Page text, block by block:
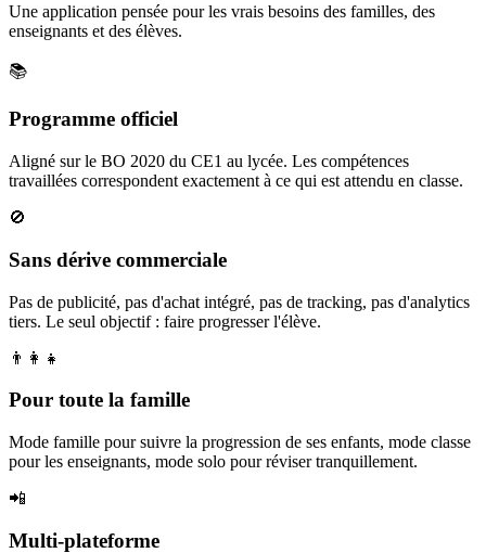
Une application pensée pour les vrais besoins des familles, des
enseignants et des élèves.
📚
Programme officiel
Aligné sur le BO 2020 du CE1 au lycée. Les compétences
travaillées correspondent exactement à ce qui est attendu en classe.
🚫
Sans dérive commerciale
Pas de publicité, pas d'achat intégré, pas de tracking, pas d'analytics
tiers. Le seul objectif : faire progresser l'élève.
👨‍👩‍👧
Pour toute la famille
Mode famille pour suivre la progression de ses enfants, mode classe
pour les enseignants, mode solo pour réviser tranquillement.
📲
Multi-plateforme